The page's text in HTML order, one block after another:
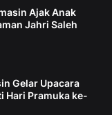
Ajak Anak
Jahri Saleh
Gelar Upacara
Hari Pramuka ke-